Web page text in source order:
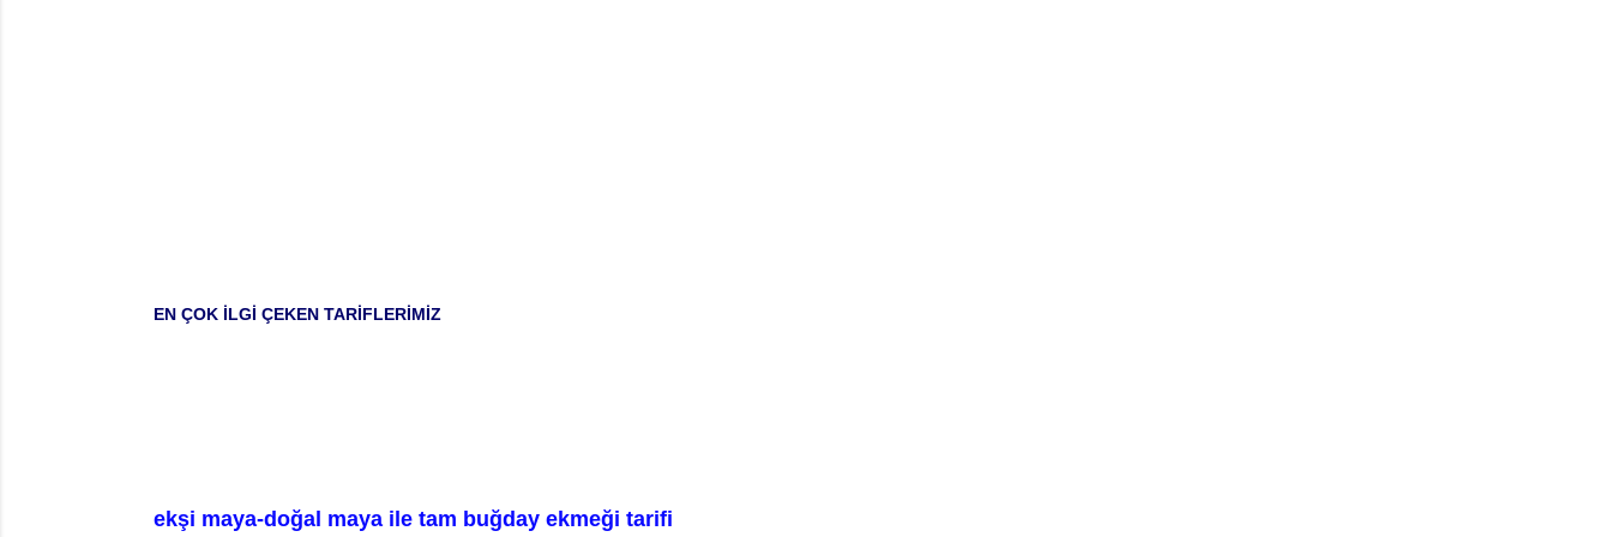
EN ÇOK İLGİ ÇEKEN TARİFLERİMİZ
ekşi maya-doğal maya ile tam buğday ekmeği tarifi